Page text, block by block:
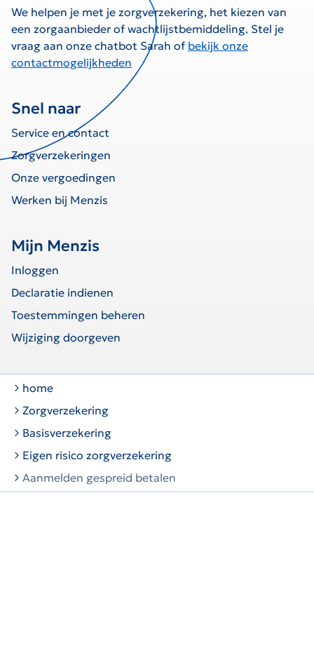
We helpen je met je zorgverzekering, het kiezen van
een zorgaanbieder of wachtlijstbemiddeling. Stel je
vraag aan onze chatbot Sarah of bekijk onze
contactmogelijkheden
Snel naar
Service en contact
Zorgverzekeringen
Onze vergoedingen
Werken bij Menzis
Mijn Menzis
Inloggen
Declaratie indienen
Toestemmingen beheren
Wijziging doorgeven
home
Zorgverzekering
Basisverzekering
Eigen risico zorgverzekering
Aanmelden gespreid betalen